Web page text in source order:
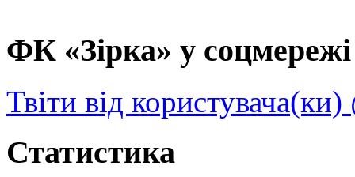
ФК «Зірка» у
Твіти від
Статистика